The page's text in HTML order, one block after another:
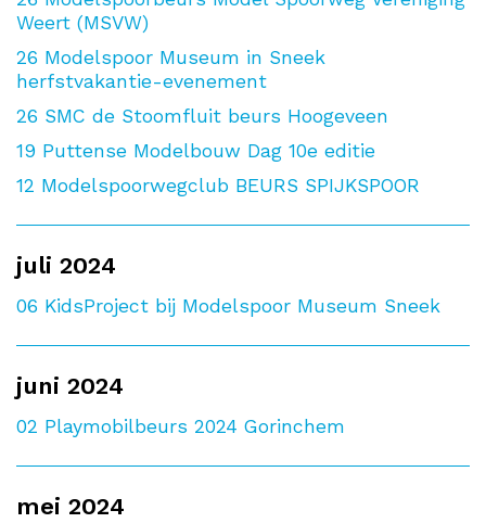
Weert (MSVW)
26 Modelspoor Museum in Sneek
herfstvakantie-evenement
26 SMC de Stoomfluit beurs Hoogeveen
19 Puttense Modelbouw Dag 10e editie
12 Modelspoorwegclub BEURS SPIJKSPOOR
juli 2024
06 KidsProject bij Modelspoor Museum Sneek
juni 2024
02 Playmobilbeurs 2024 Gorinchem
mei 2024